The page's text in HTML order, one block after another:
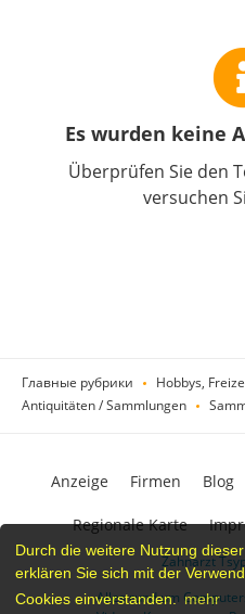
Durch die weitere Nutzung
erklären Sie sich mit der
Cookies einverstanden. mehr
Es wurden keine
Überprüfen Sie den
versuchen
Главные рубрики
Hobbys,
Antiquitäten / Sammlungen
Zahnarzt
Alles rund um
Anzeige Firmen Blog
Regionale Karte